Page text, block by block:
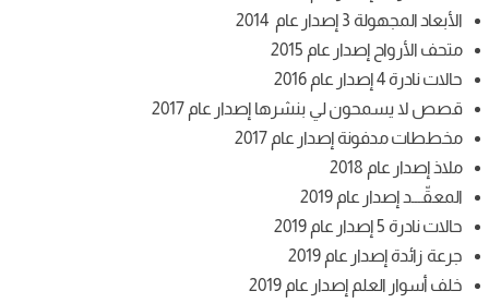
الأبعاد المجهولة 3 إصدار عام 2014
متحف الأرواح إصدار عام 2015
حالات نادرة 4 إصدار عام 2016
قصص لا يسمحون لي بنشرها إصدار عام 2017
مخططات مدفونة إصدار عام 2017
ملاذ إصدار عام 2018
المعقّـــد إصدار عام 2019
حالات نادرة 5 إصدار عام 2019
جرعة زائدة إصدار عام 2019
خلف أسوار العلم إصدار عام 2019